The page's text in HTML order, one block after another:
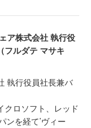
ア株式会社 執行役
フルダテ マサキ
執行役員社長兼バ
クロソフト、レッド
ンを経て’ヴィー